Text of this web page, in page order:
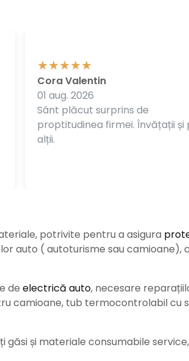
Sânt plăcut surprins de
proptitudinea firmei. Învățații și
alții.
Cora Valentin
01 aug. 2026
potrivite pentru a asigura
auto ( autoturisme sau
de electrică auto, necesare
camioane, tub termocontrolabil cu
și materiale consumabile